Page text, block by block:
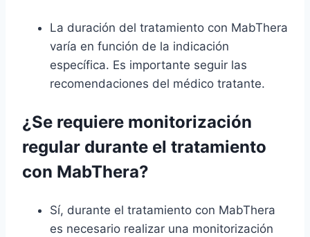
La duración del tratamiento con MabThera
varía en función de la indicación
específica. Es importante seguir las
recomendaciones del médico tratante.
¿Se requiere monitorización
regular durante el tratamiento
con MabThera?
Sí, durante el tratamiento con MabThera
es necesario realizar una monitorización